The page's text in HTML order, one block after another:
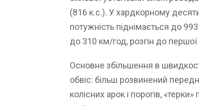
(816 к.с.). У хардкорному
потужність піднімається до
до 310 км/год, розгін до
Основне збільшення в
обвіс: більш розвинений
колісних арок і порогів,